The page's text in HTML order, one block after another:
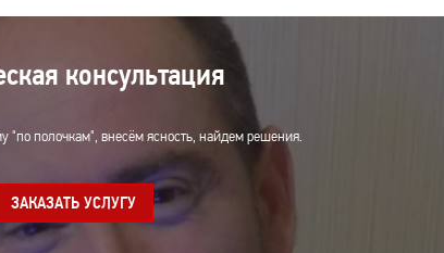
консультация
"по полочкам", внесём ясность, найдем решения.
ЗАКАЗАТЬ УСЛУГУ